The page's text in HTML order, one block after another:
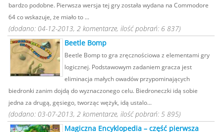
bardzo podobne. Pierwsza wersja tej gry została wydana na Commodore
64 co wskazuje, że miało to ...
(dodano: 04-12-2013, 2 komentarze, ilość pobrań: 6 837)
Beetle Bomp
Beetle Bomp to gra zręcznościowa z elementami gry
logicznej. Podstawowym zadaniem gracza jest
eliminacja małych owadów przypominających
biedronki zanim dojdą do wyznaczonego celu. Biedroneczki idą sobie
jedna za drugą, gęsiego, tworząc wężyk, idą ustalo...
(dodano: 03-07-2013, 2 komentarze, ilość pobrań: 5 895)
Magiczna Encyklopedia – część pierwsza